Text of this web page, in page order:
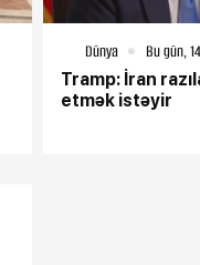
Dünya
Bu gün,
Tramp: İran
etmək istəyir
Bu gün, 09:32